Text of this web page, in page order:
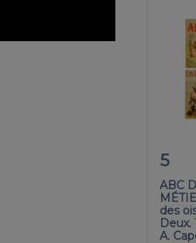
5
ABC
des
Deux.
A.